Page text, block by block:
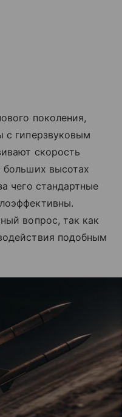
поколения,
с гиперзвуковым
скорость
высотах
чего стандартные
вопрос, так как
подобным